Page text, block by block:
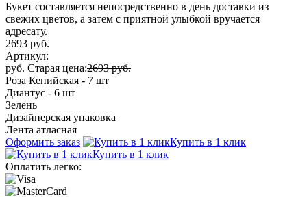
Букет составляется непосредственно в день доставки из
свежих цветов, а затем с приятной улыбкой вручается
адресату.
2693 руб.
Артикул:
руб. Старая цена:2693 руб.
Роза Кенийская - 7 шт
Диантус - 6 шт
Зелень
Дизайнерская упаковка
Лента атласная
Оформить заказ
Купить в 1 клик
Купить в 1 клик
Оплатить легко: